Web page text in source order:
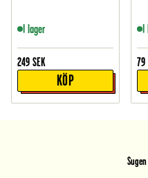
I lager
249 SEK
KÖP
I
79